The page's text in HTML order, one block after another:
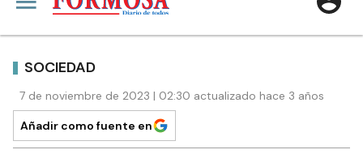
SOCIEDAD
7 de noviembre de 2023 | 02:30 actualizado hace 3 años
Añadir como fuente en